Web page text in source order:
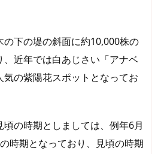
下の堤の斜面に約10,000株の
近年では白あじさい「アナベ
の紫陽花スポットとなってお
の時期としましては、例年6月
時期となっており、見頃の時期